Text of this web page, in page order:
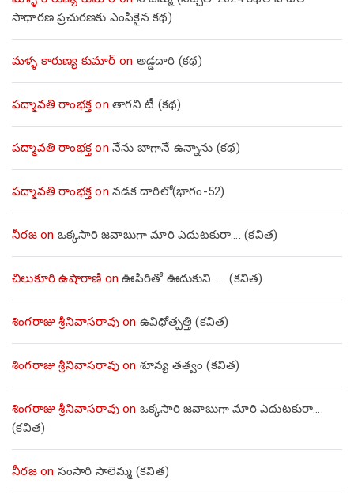
సాధారణ ప్రచురణకు ఎంపికైన కథ)
మళ్ళ కారుణ్య కుమార్ on అడ్డదారి (కథ)
పద్మావతి రాంభక్తon తాగని టీ (కథ)
పద్మావతి రాంభక్తon నేను బాగానే ఉన్నాను (క‌థ‌)
పద్మావతి రాంభక్తon నడక దారిలో(భాగం-52)
నీరజon ఒక్కసారి జవాబుగా మారి ఎదుటకురా…. (కవిత)
చిలుకూరి ఉషారాణి onఊపిరితో ఊదుకుని…… (కవిత)
శింగరాజు శ్రీనివాసరావుon ఉవిధోత్పత్తి (కవిత)
శింగరాజు శ్రీనివాసరావుon శూన్య తత్వం (కవిత)
శింగరాజు శ్రీనివాసరావుon ఒక్కసారి జవాబుగా మారి ఎదుటకురా….
(కవిత)
నీరజon సంసారి సాలెమ్మ (కవిత)